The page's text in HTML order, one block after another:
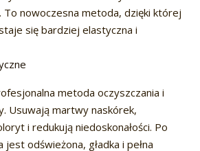
To nowoczesna metoda, dzięki której
się bardziej elastyczna i
metoda oczyszczania i
Usuwają martwy naskórek,
i redukują niedoskonałości. Po
jest odświeżona, gładka i pełna